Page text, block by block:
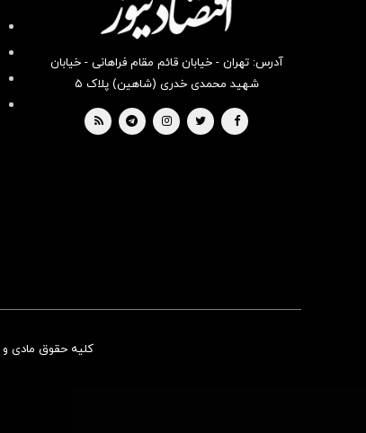
آدرس: تهران - خیابان قائم مقام فراهانی - خیابان
شهید محمدی خدری (شاهین) پلاک ۵
کلیه حقوق مادی و